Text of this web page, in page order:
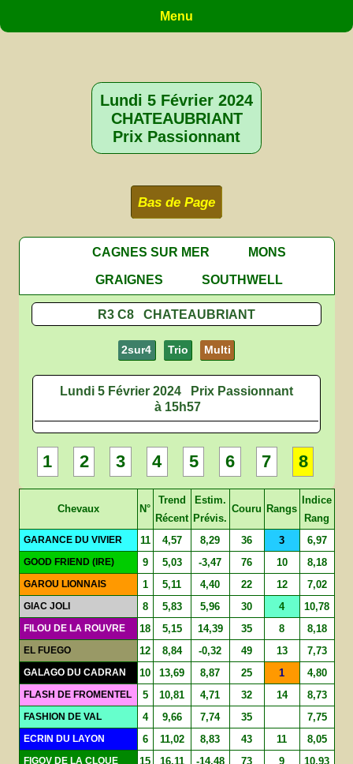
Menu
Lundi 5 Février 2024
CHATEAUBRIANT
Prix Passionnant
Bas de Page
CAGNES SUR MER
MONS
GRAIGNES
SOUTHWELL
R3 C8 CHATEAUBRIANT
2sur4 Trio Multi
Lundi 5 Février 2024
Prix Passionnant
à 15h57
1 2 3 4 5 6 7 8
Chevaux N°
Trend
Récent
Estim.
Prévis.
Couru Rangs
Indice
Rang
GARANCE DU VIVIER 11 4,57 8,29 36 3 6,97
GOOD FRIEND (IRE) 9 5,03 -3,47 76 10 8,18
GAROU LIONNAIS 1 5,11 4,40 22 12 7,02
GIAC JOLI 8 5,83 5,96 30 4 10,78
FILOU DE LA ROUVRE 18 5,15 14,39 35 8 8,18
EL FUEGO 12 8,84 -0,32 49 13 7,73
GALAGO DU CADRAN 10 13,69 8,87 25 1 4,80
FLASH DE FROMENTEL 5 10,81 4,71 32 14 8,73
FASHION DE VAL 4 9,66 7,74 35 7,75
ECRIN DU LAYON 6 11,02 8,83 43 11 8,05
FIGOV DE LA CLOUE 15 16,11 -14,48 73 9 10,93